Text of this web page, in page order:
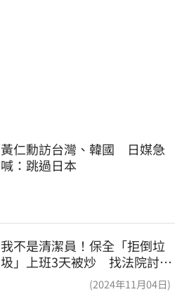
黃仁勳訪台灣、韓國　日媒急
喊：跳過日本
我不是清潔員！保全「拒倒垃
圾」上班3天被炒 找法院討公
(2024年11月04日)